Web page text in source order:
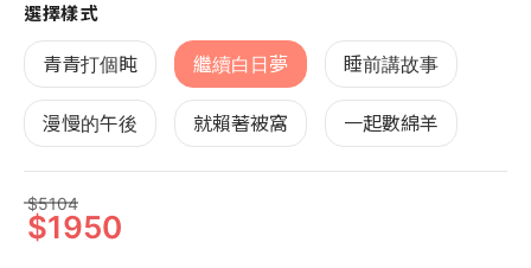
選擇樣式
青青打個盹 繼續白日夢 睡前講故事
漫慢的午後 就賴著被窩 一起數綿羊
5104
1950